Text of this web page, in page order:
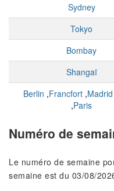
Sydney
Tokyo
Bombay
Shangaï
Berlin ,Francfort ,Madrid
,Paris
Numéro de
Le numéro de semaine
semaine est du 03/08/